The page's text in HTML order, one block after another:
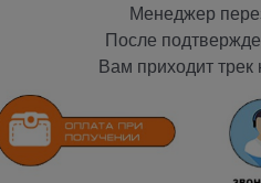
Менеджер
После
Вам приходит